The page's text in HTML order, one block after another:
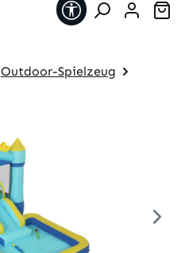
Werkzeugleiste
Outdoor-Spielzeug